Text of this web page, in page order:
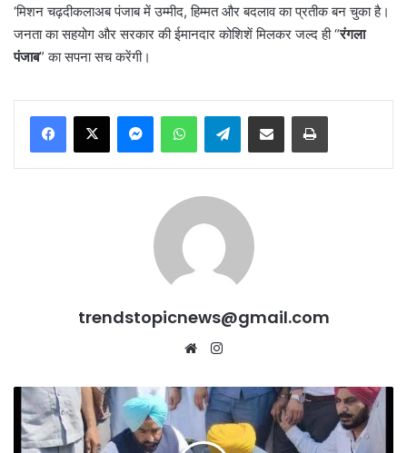
‘मिशन चढ़दीकलाअब पंजाब में उम्मीद, हिम्मत और बदलाव का प्रतीक बन चुका है।
जनता का सहयोग और सरकार की ईमानदार कोशिशें मिलकर जल्द ही “रंगला
पंजाब” का सपना सच करेंगी।
MessengerWhatsAppTelegramShare via Email Print
trendstopicnews@gmail.com
Website
“अपना
CM